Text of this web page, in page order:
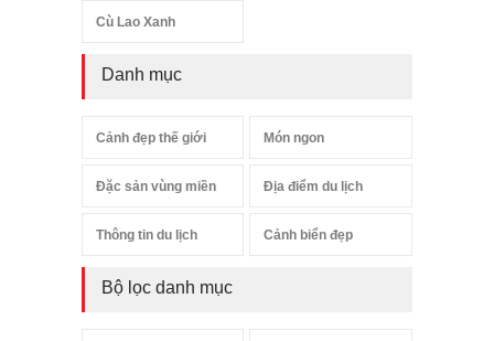
Cù Lao Xanh
Danh mục
Cảnh đẹp thế giới Món ngon
Đặc sản vùng miền Địa điểm du lịch
Thông tin du lịch Cảnh biển đẹp
Bộ lọc danh mục